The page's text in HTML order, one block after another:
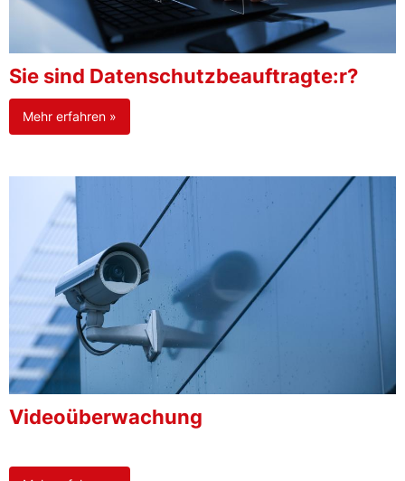
Sie sind Datenschutzbeauftragte:r?
Mehr erfahren »
Videoüberwachung